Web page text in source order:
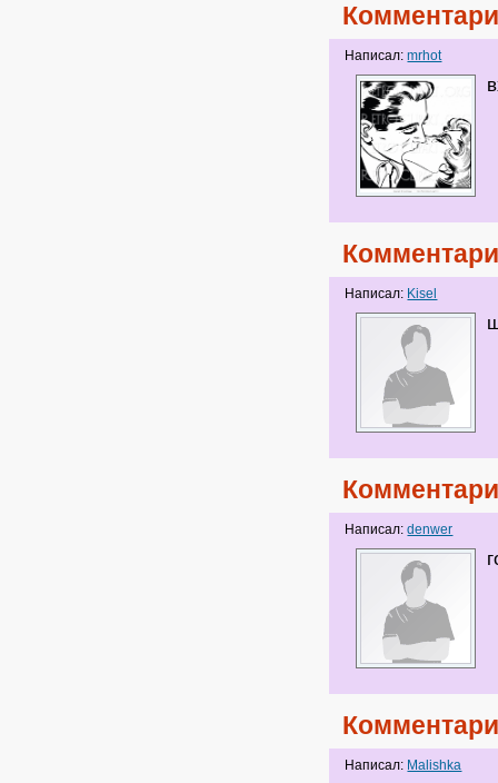
Написал:mrhot
Написал: Kisel
Написал:denwer
Написал: Malishka